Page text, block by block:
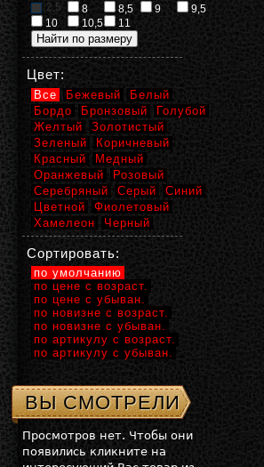
2,5
8 8,5 9
9,5
10
10,5 11
Цвет:
Все Бежевый
Белый
Бордо
Бронзовый
Голубой
Желтый
Золотистый
Зеленый
Коричневый
Красный
Медный
Оранжевый
Розовый
Серебряный
Серый
Синий
Цветной
Фиолетовый
Хамелеон
Черный
Сортировать:
по умолчанию
по цене с возраст.
по цене с убыван.
по новизне с возраст.
по новизне с убыван.
по артикулу с возраст.
по артикулу с убыван.
ВЫ СМОТРЕЛИ
Просмотров нет. Чтобы они
появились кликните на